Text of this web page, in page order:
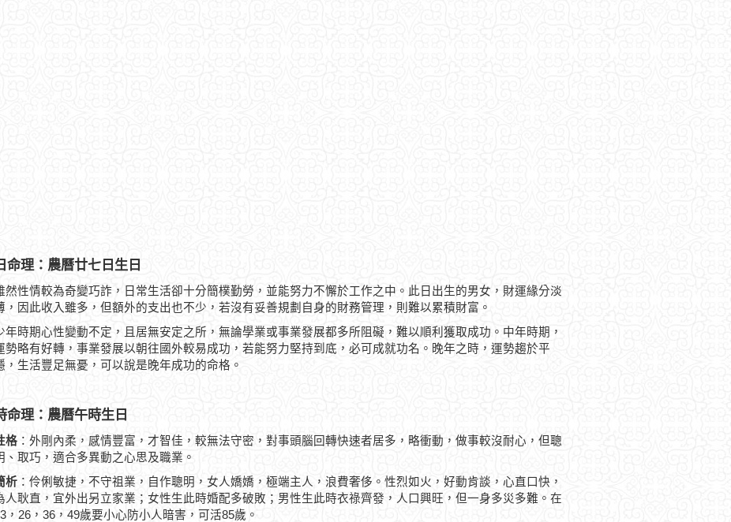
命理：農曆廿七日生日
然性情較為奇變巧詐，日常生活卻十分簡樸勤勞，並能努力不懈於工作之中。此日出生的男女，財運緣分淡
，因此收入雖多，但額外的支出也不少，若沒有妥善規劃自身的財務管理，則難以累積財富。
年時期心性變動不定，且居無安定之所，無論學業或事業發展都多所阻礙，難以順利獲取成功。中年時期，
勢略有好轉，事業發展以朝往國外較易成功，若能努力堅持到底，必可成就功名。晚年之時，運勢趨於平
，生活豐足無憂，可以說是晚年成功的命格。
命理：農曆午時生日
格 ：外剛內柔，感情豐富，才智佳，較無法守密，對事頭腦回轉快速者居多，略衝動，做事較沒耐心，但聰
、取巧，適合多異動之心思及職業。
析 ：伶俐敏捷，不守祖業，自作聰明，女人嬌嬌，極端主人，浪費奢侈。性烈如火，好動肯談，心直口快，
人耿直，宜外出另立家業；女性生此時婚配多破敗；男性生此時衣祿齊發，人口興旺，但一身多災多難。在
，26，36，49歲要小心防小人暗害，可活85歲。